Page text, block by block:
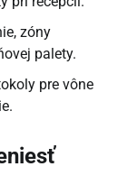
zóny
palety.
pre vône